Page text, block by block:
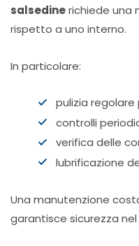
salsedinerichiede una
rispetto a uno interno.
In particolare:
pulizia regolare
controlli
verifica delle
lubrificazione
Una manutenzione
garantisce sicurezza